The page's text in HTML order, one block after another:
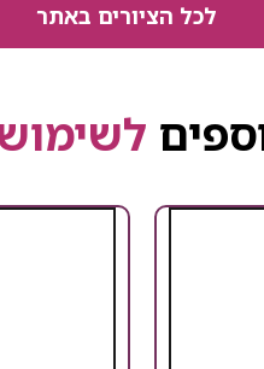
לכל הציורים באתר